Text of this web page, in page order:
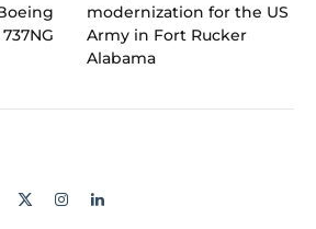
737NG
modernization for the US
Army in Fort Rucker
Alabama
InstagramLinkedIn